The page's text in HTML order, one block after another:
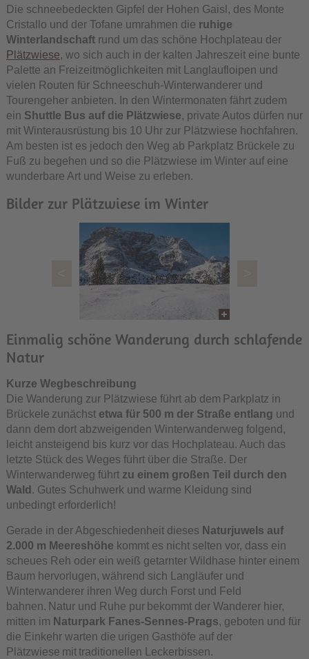
Die schneebedeckten Gipfel der Hohen Gaisl, des Monte
Cristallo und der Tofane umrahmen die ruhige
Winterlandschaftrund um das schöne Hochplateau der
Plätzwiese, wo sich auch in der kalten Jahreszeit eine bunte
Palette an Freizeitmöglichkeiten mit Langlaufloipen und
vielen Routen für Schneeschuh-Winterwanderer und
Tourengeher anbieten. In den Wintermonaten fährt zudem
ein Shuttle Bus auf die Plätzwiese, private Autos dürfen nur
mit Winterausrüstung bis 10 Uhr zur Plätzwiese hochfahren.
Am besten ist es jedoch den Weg ab Parkplatz Brückele zu
Fuß zu begehen und so die Plätzwiese im Winter auf eine
wunderbare Art und Weise zu erleben.
Bilder zur Plätzwiese im Winter
Einmalig schöne Wanderung durch schlafende
Natur
Kurze Wegbeschreibung
Die Wanderung zur Plätzwiese führt ab dem Parkplatz in
Brückele zunächst etwa für 500 m der Straße entlang und
dann dem dort abzweigenden Winterwanderweg folgend,
leicht ansteigend bis kurz vor das Hochplateau. Auch das
letzte Stück des Weges führt über die Straße. Der
Winterwanderweg führt zu einem großen Teil durch den
Wald . Gutes Schuhwerk und warme Kleidung sind
unbedingt erforderlich!
Gerade in der Abgeschiedenheit dieses Naturjuwels auf
2.000 m Meereshöhe kommt es nicht selten vor, dass ein
scheues Reh oder ein weiß getarnter Wildhase hinter einem
Baum hervorlugen, während sich Langläufer und
Winterwanderer ihren Weg durch Forst und Feld
bahnen. Natur und Ruhe pur bekommt der Wanderer hier,
mitten im Naturpark Fanes-Sennes-Prags, geboten und für
die Einkehr warten die urigen Gasthöfe auf der
Plätzwiese mit traditionellen Leckerbissen.